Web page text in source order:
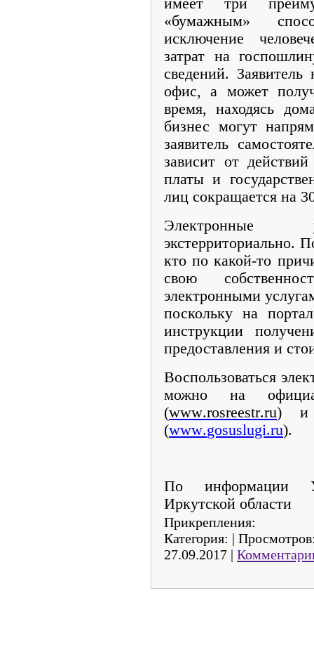
имеет три
«бумажным»
исключение
затрат на
сведений.
офис, а может
время, находясь
бизнес могут
заявитель
зависит от
платы и
лиц сокращается на
Электронные
экстерриториально.
кто по какой-то
свою
электронными
поскольку на
инструкции
предоставления и
Воспользоваться
можно на
(www.rosreestr.ru) и
(www.gosuslugi.ru).
По информации
Иркутской области
Прикрепления:
Категория: |
27.09.2017 |